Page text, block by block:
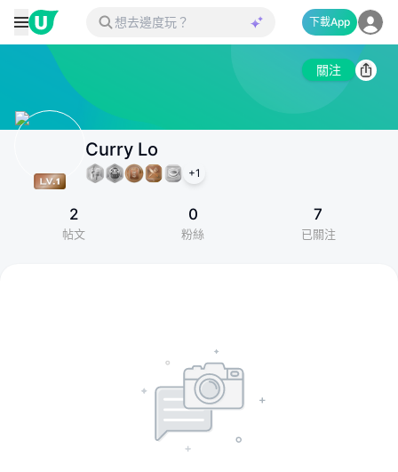
下載App
關注
Curry Lo
+1
2
帖文
0
粉絲
7
已關注